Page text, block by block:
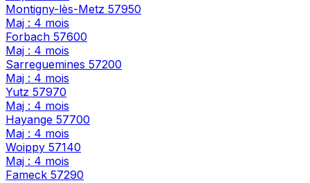
Montigny-lès-Metz 57950
Maj : 4 mois
Forbach 57600
Maj : 4 mois
Sarreguemines 57200
Maj : 4 mois
Yutz 57970
Maj : 4 mois
Hayange 57700
Maj : 4 mois
Woippy 57140
Maj : 4 mois
Fameck 57290